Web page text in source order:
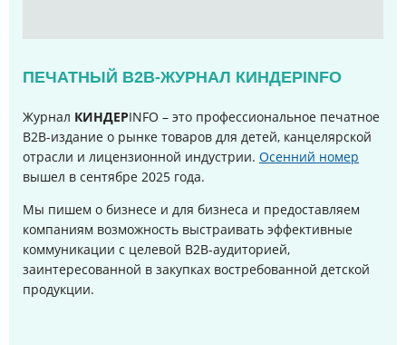
ПЕЧАТНЫЙ B2B-ЖУРНАЛ КИНДЕРINFO
Журнал КИНДЕРINFO – это профессиональное печатное
B2B-издание о рынке товаров для детей, канцелярской
отрасли и лицензионной индустрии. Осенний номер
вышел в сентябре 2025 года.
Мы пишем о бизнесе и для бизнеса и предоставляем
компаниям возможность выстраивать эффективные
коммуникации с целевой B2B-аудиторией,
заинтересованной в закупках востребованной детской
продукции.